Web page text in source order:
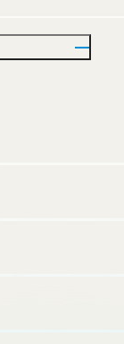
ドオープン